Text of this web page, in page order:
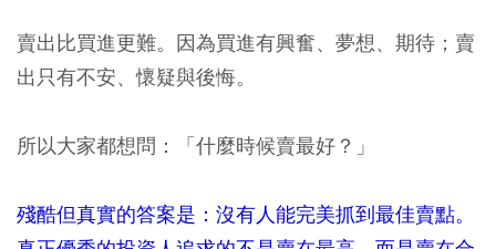
賣出比買進更難。因為買進有興奮、夢想、期待；賣
出只有不安、懷疑與後悔。
所以大家都想問：「什麼時候賣最好？」
殘酷但真實的答案是：沒有人能完美抓到最佳賣點。